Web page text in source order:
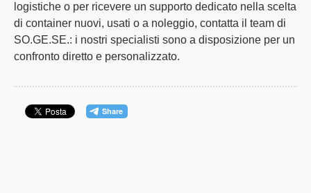
logistiche o per ricevere un supporto dedicato nella scelta
di container nuovi, usati o a noleggio, contatta il team di
SO.GE.SE.: i nostri specialisti sono a disposizione per un
confronto diretto e personalizzato.